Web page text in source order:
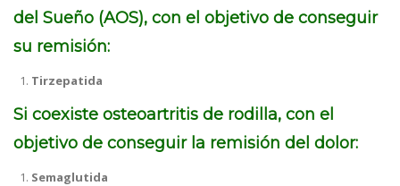
del Sueño (AOS), con el objetivo de conseguir
su remisión:
Tirzepatida
Si coexiste osteoartritis de rodilla, con el
objetivo de conseguir la remisión del dolor:
Semaglutida